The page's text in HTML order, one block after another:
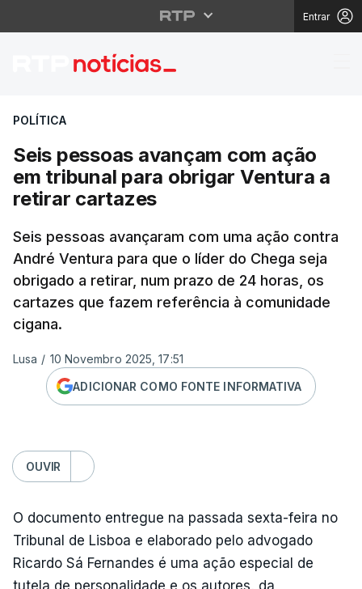
Entrar
Seis pessoas
POLÍTICA
Seis pessoas avançam com ação
em tribunal para obrigar Ventura a
retirar cartazes
Seis pessoas avançaram com uma ação contra
André Ventura para que o líder do Chega seja
obrigado a retirar, num prazo de 24 horas, os
cartazes que fazem referência à comunidade
cigana.
Lusa / 10 Novembro 2025, 17:51
ADICIONAR COMO FONTE INFORMATIVA
OUVIR
O documento entregue na passada sexta-feira no
Tribunal de Lisboa e elaborado pelo advogado
Ricardo Sá Fernandes é uma ação especial de
tutela de personalidade e os autores, da